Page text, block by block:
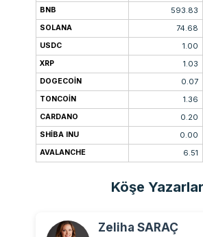
BNB 593.83
SOLANA 74.68
USDC 1.00
XRP 1.03
DOGECOIN 0.07
TONCOIN 1.36
CARDANO 0.20
SHIBA INU 0.00
AVALANCHE 6.51
Köşe
Zeliha SARAÇ